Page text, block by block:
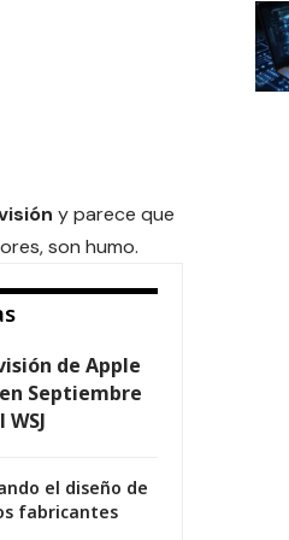
y parece que
son humo.
de Apple
Septiembre
el diseño de
fabricantes